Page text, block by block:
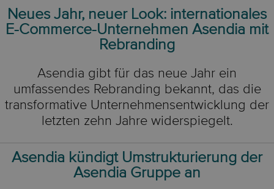
Neues Jahr, neuer Look: internationales
E-Commerce-Unternehmen Asendia mit
Rebranding
Asendia gibt für das neue Jahr ein
umfassendes Rebranding bekannt, das die
transformative Unternehmensentwicklung der
letzten zehn Jahre widerspiegelt.
Asendia kündigt Umstrukturierung der
Asendia Gruppe an